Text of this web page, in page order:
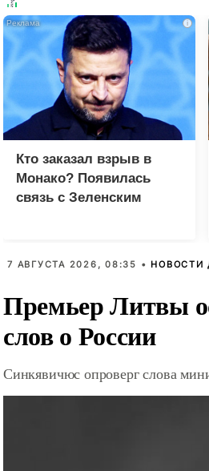
i
Кто заказал взрыв в
Монако? Появилась
связь с Зеленским
7 АВГУСТА 2026, 08:35 • НОВОСТИ
Премьер Литвы
слов о России
Синкявичюс опроверг слова